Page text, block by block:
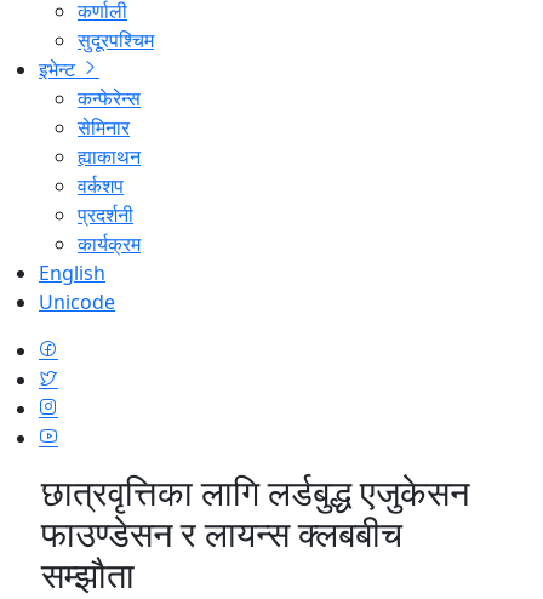
कर्णाली
सुदूरपश्चिम
इभेन्ट
कन्फेरेन्स
सेमिनार
ह्याकाथन
वर्कशप
प्रदर्शनी
कार्यक्रम
English
Unicode
छात्रवृत्तिका लागि लर्डबुद्ध एजुकेसन
फाउण्डेसन र लायन्स क्लबबीच
सम्झौता